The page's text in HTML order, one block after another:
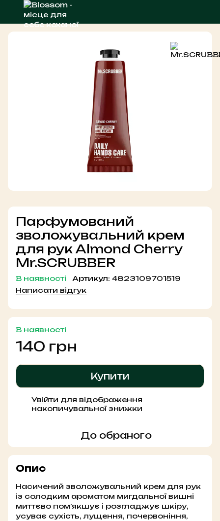
Парфумований
зволожувальний крем
для рук Almond Cherry
Mr.SCRUBBER
В наявності Артикул: 4823109701519
Написати відгук
В наявності
140 грн
Купити
Увійти для відображення
накопичувальної знижки
До обраного
Опис
Насичений зволожувальний крем для рук
із солодким ароматом мигдальної вишні
миттєво пом’якшує і розгладжує шкіру,
усуває сухість, лущення, почервоніння,